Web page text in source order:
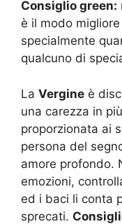
Consiglio green:
è il modo
specialmente
qualcuno di
La Vergine è
una carezza in
proporzionata ai
persona del
amore profondo.
emozioni,
ed i baci li conta
sprecati.